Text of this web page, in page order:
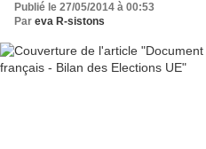
Publié le 27/05/2014 à 00:53
Par eva R-sistons